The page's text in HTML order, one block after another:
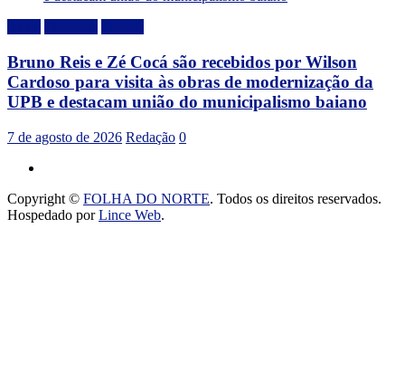
Bruno Reis e Zé Cocá são recebidos por Wilson
Cardoso para visita às obras de modernização da
UPB e destacam união do municipalismo baiano
7 de agosto de 2026 Redação 0
Copyright © FOLHA DO NORTE. Todos os direitos reservados.
Hospedado porLince Web.